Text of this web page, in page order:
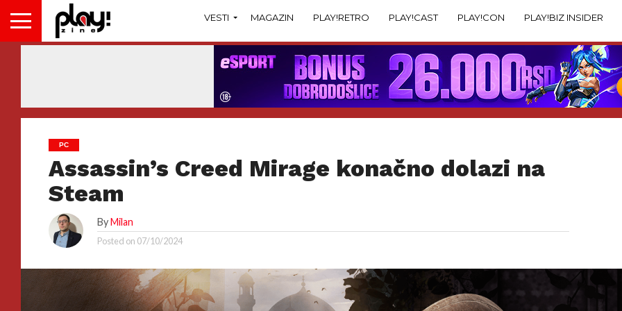
VESTI MAGAZIN PLAY!RETRO PLAY!CAST PLAY!CON PLAY!BIZ INSIDER
PC
Assassin’s Creed Mirage konačno dolazi na
Steam
By Milan
Posted on 07/10/2024